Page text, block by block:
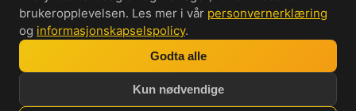
Brukervilkår
Cookie-innstillinger
Investorprat 2026. Norsk forum og
brukeropplevelsen. Les mer i vår personvernerklæring
og informasjonskapselspolicy.
Godta alle
Kun nødvendige